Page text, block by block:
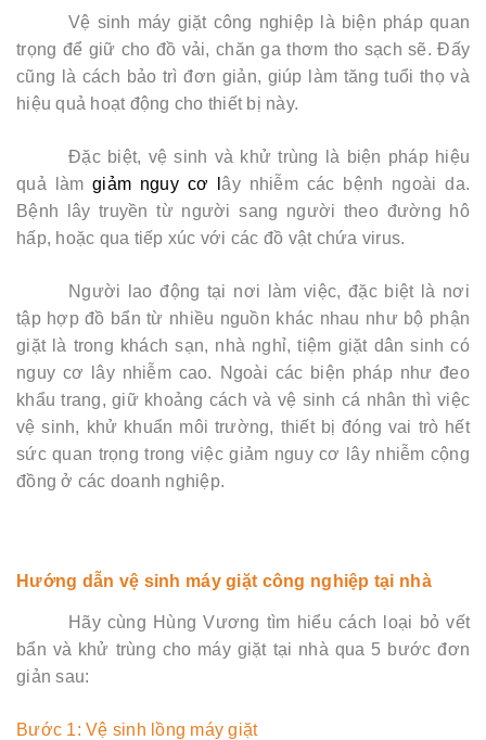
Vệ sinh máy giặt công nghiệp là biện pháp quan
trọng để giữ cho đồ vải, chăn ga thơm tho sạch sẽ. Đấy
cũng là cách bảo trì đơn giản, giúp làm tăng tuổi thọ và
hiệu quả hoạt động cho thiết bị này.
Đặc biệt, vệ sinh và khử trùng là biện pháp hiệu
quả làmgiảm nguy cơ lây nhiễm các bệnh ngoài da.
Bệnh lây truyền từ người sang người theo đường hô
hấp, hoặc qua tiếp xúc với các đồ vật chứa virus.
Người lao động tại nơi làm việc, đặc biệt là nơi
tập hợp đồ bẩn từ nhiều nguồn khác nhau như bộ phận
giặt là trong khách sạn, nhà nghỉ, tiệm giặt dân sinh có
nguy cơ lây nhiễm cao. Ngoài các biện pháp như đeo
khẩu trang, giữ khoảng cách và vệ sinh cá nhân thì việc
vệ sinh, khử khuẩn môi trường, thiết bị đóng vai trò hết
sức quan trọng trong việc giảm nguy cơ lây nhiễm cộng
đồng ở các doanh nghiệp.
Hướng dẫn vệ sinh máy giặt công nghiệp tại nhà
Hãy cùng Hùng Vương tìm hiểu cách loại bỏ vết
bẩn và khử trùng cho máy giặt tại nhà qua 5 bước đơn
giản sau:
Bước 1: Vệ sinh lồng máy giặt